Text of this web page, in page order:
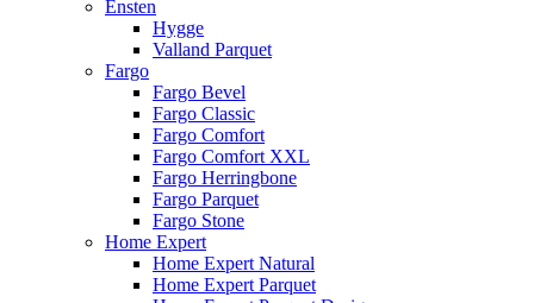
Ensten
Hygge
Valland Parquet
Fargo
Fargo Bevel
Fargo Classic
Fargo Comfort
Fargo Comfort XXL
Fargo Herringbone
Fargo Parquet
Fargo Stone
Home Expert
Home Expert Natural
Home Expert Parquet